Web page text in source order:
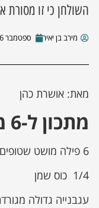
מקומית
עסקים
השולחן כי זו מסורת
מירב בן יאיר ספטמבר 26, 2023
מאת: אושרת כהן
מתכון ל-6 מנות
6 פילה מושט שטופים היטב
1/4 כוס שמן
עגבנייה גדולה